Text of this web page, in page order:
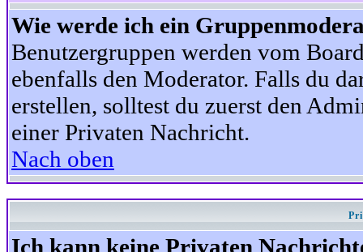
Wie werde ich ein
Benutzergruppen werden vom
ebenfalls den Moderator. Falls du
erstellen, solltest du zuerst den
einer Privaten Nachricht.
Nach oben
Ich kann keine Privaten